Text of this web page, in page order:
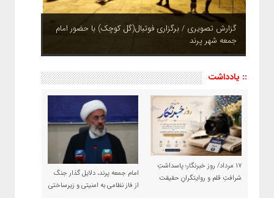
چشم نوازی بوستان های شهر پرند در فصل بهار + تصاویر
:: یادداشت
۱۷ مرداد/ روز خبرنگار؛ پاسداشتِ
شرافتِ قلم و روایتگرانِ حقیقت
امام جمعه پرند، دلایل گذار جنگ
از فاز نظامی به امنیتی و زیرساختی